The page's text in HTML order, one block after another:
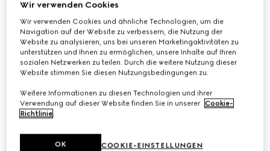
Gucci Horsebit Armband 18k Gold
CHF 6,480
Wir verwenden Cookies
Wir verwenden Cookies und ähnliche Technologien, um die
Navigation auf der Website zu verbessern, die Nutzung der
Website zu analysieren, uns bei unseren Marketingaktivitäten zu
unterstützen und Ihnen zu ermöglichen, unsere Inhalte auf Ihren
sozialen Netzwerken zu teilen. Durch die weitere Nutzung dieser
Website stimmen Sie diesen Nutzungsbedingungen zu.
Weitere Informationen zu diesen Technologien und ihrer
Verwendung auf dieser Website finden Sie in unserer Cookie-
Richtlinie.
COOKIE-EINSTELLUNGEN
OK